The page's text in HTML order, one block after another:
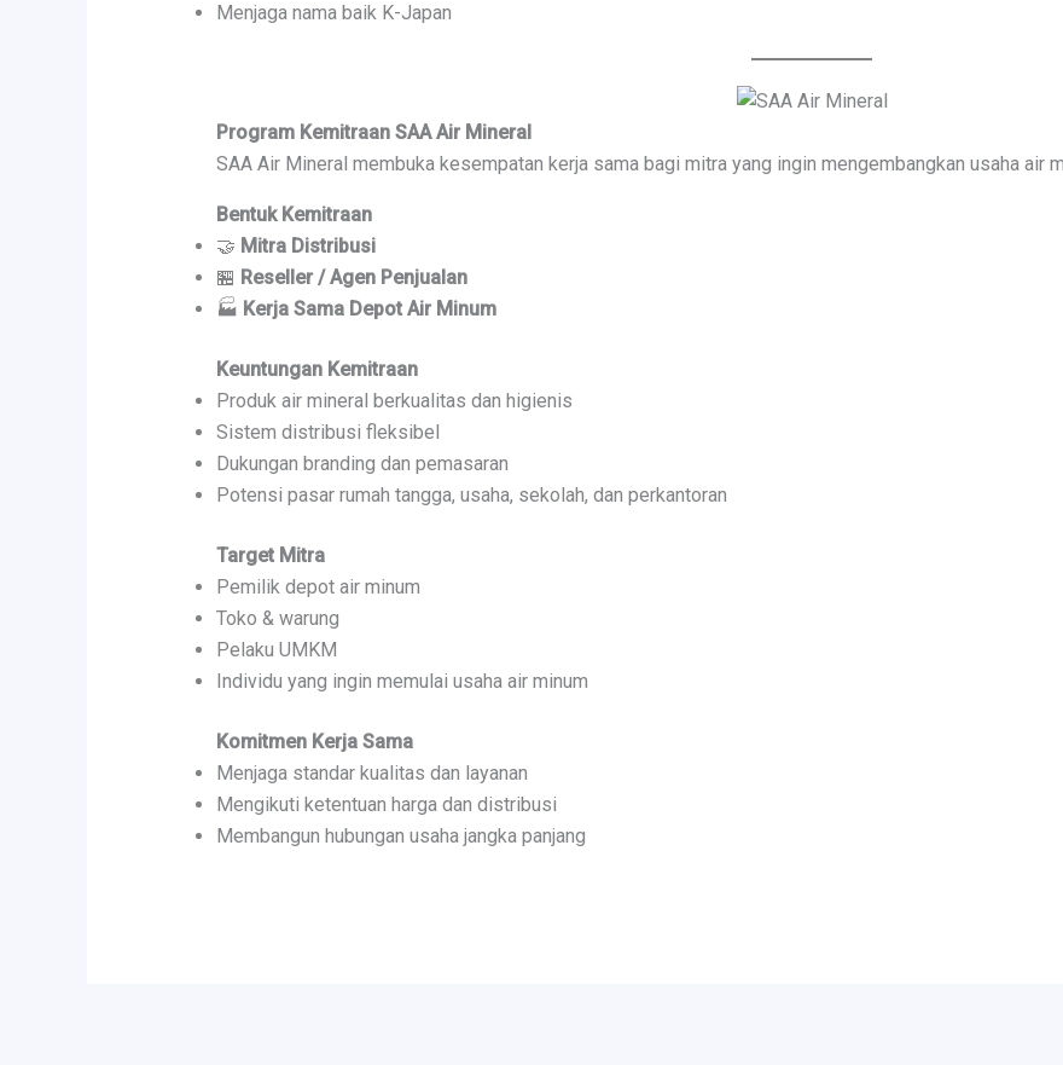
Menjaga nama baik K-Japan
Program Kemitraan SAA Air Mineral
SAA Air Mineral membuka kesempatan kerja sama bagi mitra yang ingin mengembangkan usaha air
Bentuk Kemitraan
🤝 Mitra Distribusi
🏪 Reseller / Agen Penjualan
🏭 Kerja Sama Depot Air Minum
Keuntungan Kemitraan
Produk air mineral berkualitas dan higienis
Sistem distribusi fleksibel
Dukungan branding dan pemasaran
Potensi pasar rumah tangga, usaha, sekolah, dan perkantoran
Target Mitra
Pemilik depot air minum
Toko & warung
Pelaku UMKM
Individu yang ingin memulai usaha air minum
Komitmen Kerja Sama
Menjaga standar kualitas dan layanan
Mengikuti ketentuan harga dan distribusi
Membangun hubungan usaha jangka panjang